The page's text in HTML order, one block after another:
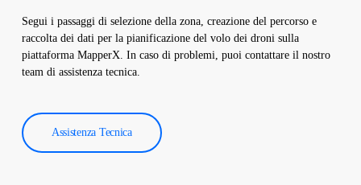
Segui i passaggi di selezione della zona, creazione del percorso e
raccolta dei dati per la pianificazione del volo dei droni sulla
piattaforma MapperX. In caso di problemi, puoi contattare il nostro
team di assistenza tecnica.
Assistenza Tecnica